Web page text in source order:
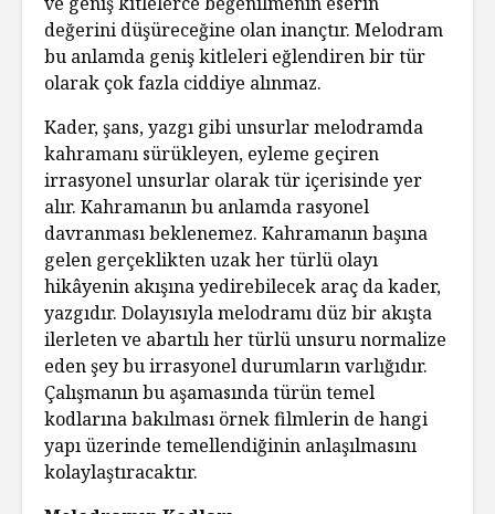
değerini düşüreceğine olan inançtır. Melodram
bu anlamda geniş kitleleri eğlendiren bir tür
olarak çok fazla ciddiye alınmaz.
Kader, şans, yazgı gibi unsurlar melodramda
kahramanı sürükleyen, eyleme geçiren
irrasyonel unsurlar olarak tür içerisinde yer
alır. Kahramanın bu anlamda rasyonel
davranması beklenemez. Kahramanın başına
gelen gerçeklikten uzak her türlü olayı
hikâyenin akışına yedirebilecek araç da kader,
yazgıdır. Dolayısıyla melodramı düz bir akışta
ilerleten ve abartılı her türlü unsuru normalize
eden şey bu irrasyonel durumların varlığıdır.
Çalışmanın bu aşamasında türün temel
kodlarına bakılması örnek filmlerin de hangi
yapı üzerinde temellendiğinin anlaşılmasını
kolaylaştıracaktır.